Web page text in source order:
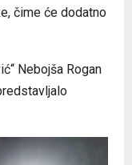
čime će dodatno
Nebojša Rogan